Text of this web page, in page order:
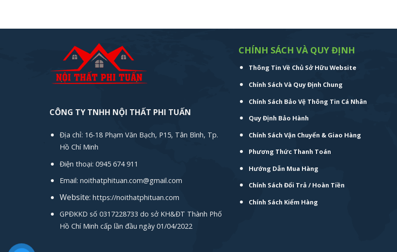
CÔNG TY TNHH NỘI THẤT PHI TUẤN
Địa chỉ: 16-18 Phạm Văn Bạch, P15, Tân Bình, Tp.
Hồ Chí Minh
Điện thoại: 0945 674 911
Email: noithatphituan.com@gmail.com
Website: https://noithatphituan.com
GPĐKKD số 0317228733 do sở KH&ĐT Thành Phố
Hồ Chí Minh cấp lần đầu ngày 01/04/2022
CHÍNH SÁCH VÀ QUY ĐỊNH
Thông Tin Về Chủ Sở Hữu Website
Chính Sách Và Quy Định Chung
Chính Sách Bảo Vệ Thông Tin Cá Nhân
Quy Định Bảo Hành
Chính Sách Vận Chuyển & Giao Hàng
Phương Thức Thanh Toán
Hướng Dẫn Mua Hàng
Chính Sách Đổi Trả / Hoàn Tiền
Chính Sách Kiểm Hàng